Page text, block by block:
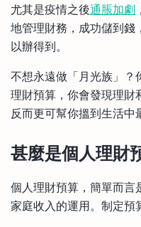
尤其是疫情之後通脹加劇
地管理財務，成功儲到錢
以辦得到。
不想永遠做「月光族」？
理財預算，你會發現理財
反而更可幫你搵到生活中
甚麼是個人理財
個人理財預算，簡單而言
家庭收入的運用。制定預